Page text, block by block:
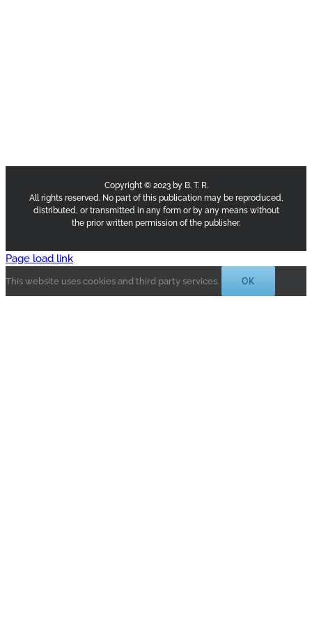
Copyright © 2023 by B. T. R.
All rights reserved. No part of this publication may be reproduced,
distributed, or transmitted in any form or by any means without
the prior written permission of the publisher.
Page load link
This website uses cookies and third party services. OK